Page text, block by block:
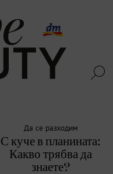
Да се разходим
С куче в планината:
Какво трябва да
знаете?